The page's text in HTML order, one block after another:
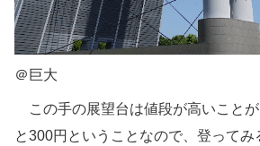
＠巨大
この手の展望台は値段が高いこと
と300円ということなので、登ってみ